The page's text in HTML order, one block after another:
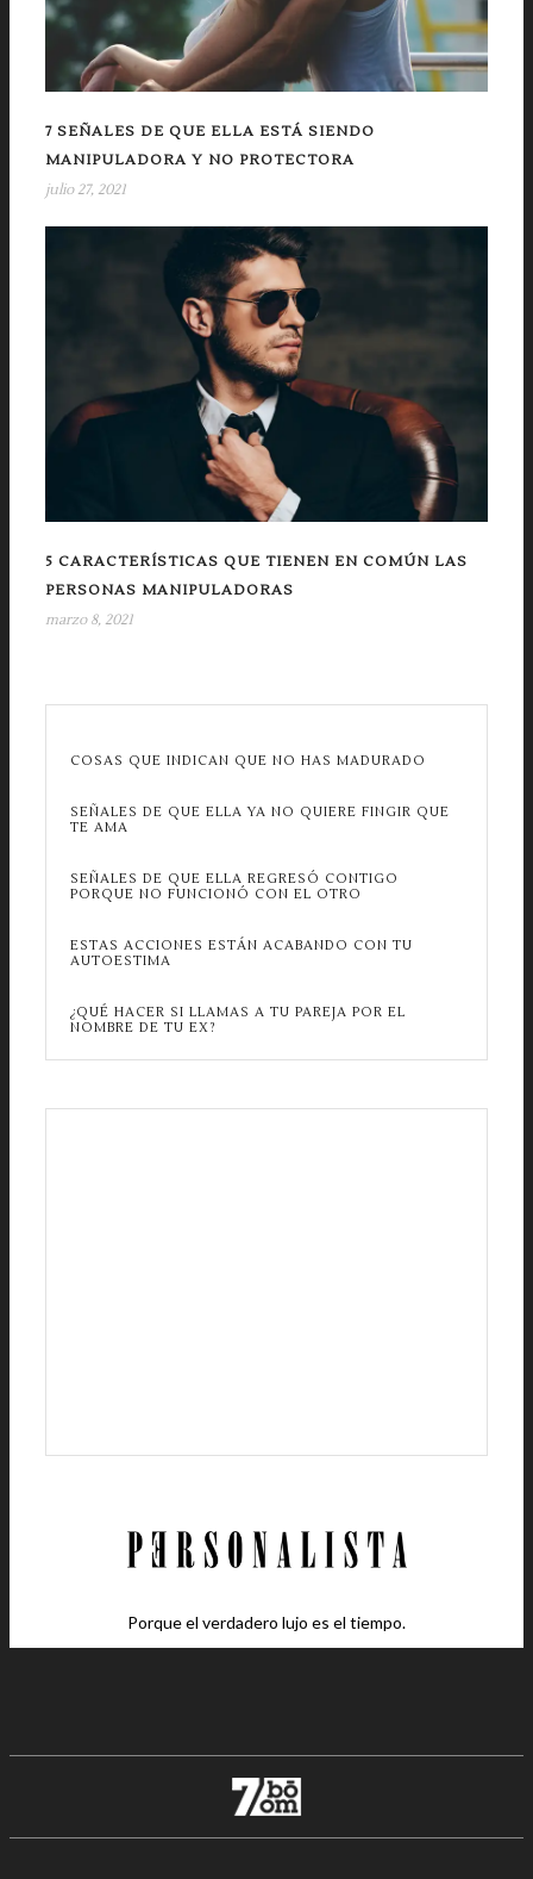
7 SEÑALES DE QUE ELLA ESTÁ SIENDO
MANIPULADORA Y NO PROTECTORA
julio 27, 2021
5 CARACTERÍSTICAS QUE TIENEN EN COMÚN LAS
PERSONAS MANIPULADORAS
marzo 8, 2021
COSAS QUE INDICAN QUE NO HAS MADURADO
SEÑALES DE QUE ELLA YA NO QUIERE FINGIR QUE
TE AMA
SEÑALES DE QUE ELLA REGRESÓ CONTIGO
PORQUE NO FUNCIONÓ CON EL OTRO
ESTAS ACCIONES ESTÁN ACABANDO CON TU
AUTOESTIMA
¿QUÉ HACER SI LLAMAS A TU PAREJA POR EL
NOMBRE DE TU EX?
Porque el verdadero lujo es el tiempo.